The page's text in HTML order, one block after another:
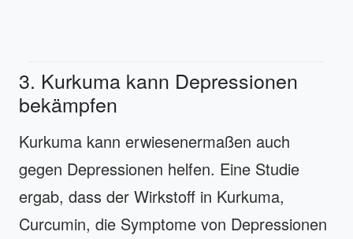
3. Kurkuma kann Depressionen
bekämpfen
Kurkuma kann erwiesenermaßen auch
gegen Depressionen helfen. Eine Studie
ergab, dass der Wirkstoff in Kurkuma,
Curcumin, die Symptome von Depressionen